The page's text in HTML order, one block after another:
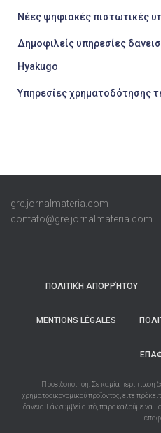
Νέες ψηφιακές πιστωτικές
Δημοφιλείς υπηρεσίες
Hyakugo
Υπηρεσίες χρηματοδότησης
gre.jornalmateria.com
contato@gre.jornalmateria.com
ΠΟΛΙΤΙΚΉ ΑΠΟΡΡΉΤΟΥ
MENTIONS LÉGALES
Προειδοποίηση: Σε καμία περίπτωση
χρηματοοικονομικού προϊόντος, είτε
δάνειο. Εάν συμβεί αυτό, παρακαλούμε να